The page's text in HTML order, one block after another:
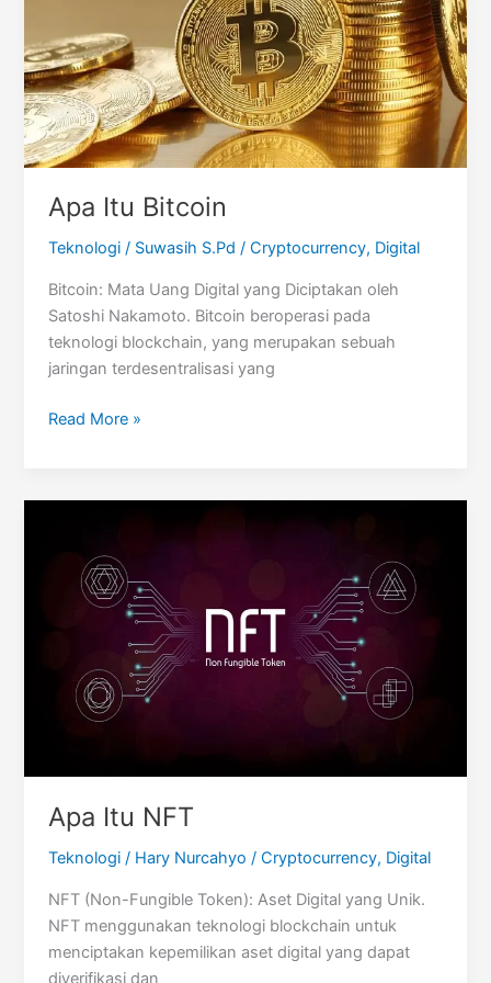
Apa Itu Bitcoin
Teknologi / Suwasih S.Pd/Cryptocurrency, Digital
Bitcoin: Mata Uang Digital yang Diciptakan oleh
Satoshi Nakamoto. Bitcoin beroperasi pada
teknologi blockchain, yang merupakan sebuah
jaringan terdesentralisasi yang
Apa
Read More »
Apa Itu NFT
Teknologi / Hary Nurcahyo/Cryptocurrency, Digital
NFT (Non-Fungible Token): Aset Digital yang Unik.
NFT menggunakan teknologi blockchain untuk
menciptakan kepemilikan aset digital yang dapat
diverifikasi dan